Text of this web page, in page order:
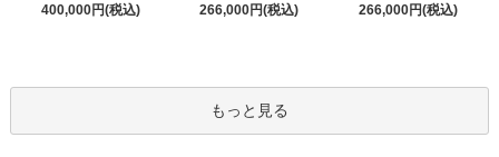
400,000円(税込)
266,000円(税込)
266,000円(税込)
もっと見る